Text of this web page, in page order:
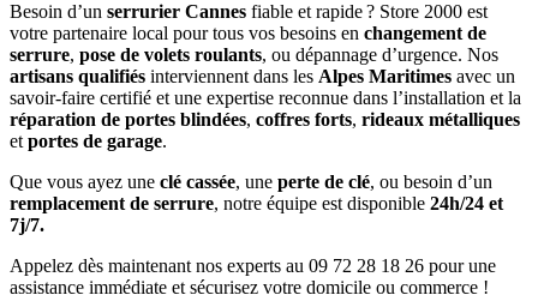
Besoin d’un serrurier Cannes fiable et rapide ? Store 2000 est
votre partenaire local pour tous vos besoins en changement de
serrure, pose de volets roulants, ou dépannage d’urgence. Nos
artisans qualifiés interviennent dans les Alpes Maritimes avec un
savoir-faire certifié et une expertise reconnue dans l’installation et la
réparation de portes blindées, coffres forts, rideaux métalliques
etportes de garage.
Que vous ayez une clé cassée, une perte de clé, ou besoin d’un
remplacement de serrure, notre équipe est disponible 24h/24 et
7j/7.
Appelez dès maintenant nos experts au 09 72 28 18 26 pour une
assistance immédiate et sécurisez votre domicile ou commerce !